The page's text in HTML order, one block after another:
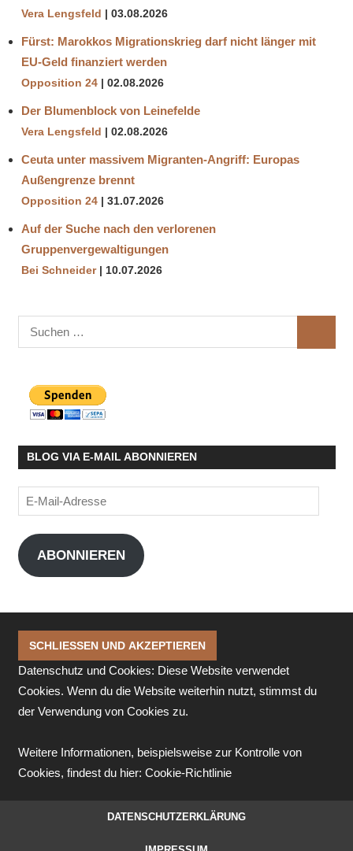
Vera Lengsfeld 03.08.2026
Fürst: Marokkos Migrationskrieg darf nicht länger mit
EU-Geld finanziert werden
Opposition 24 02.08.2026
Der Blumenblock von Leinefelde
Vera Lengsfeld 02.08.2026
Ceuta unter massivem Migranten-Angriff: Europas
Außengrenze brennt
Opposition 24 31.07.2026
Auf der Suche nach den verlorenen
Gruppenvergewaltigungen
Bei Schneider 10.07.2026
Suchen
nach:
BLOG VIA E-MAIL ABONNIEREN
E-
Mail-
Adresse
ABONNIEREN
Datenschutz und Cookies: Diese Website verwendet
Cookies. Wenn du die Website weiterhin nutzt, stimmst du
der Verwendung von Cookies zu.
Weitere Informationen, beispielsweise zur Kontrolle von
Cookies, findest du hier: Cookie-Richtlinie
DATENSCHUTZERKLÄRUNG